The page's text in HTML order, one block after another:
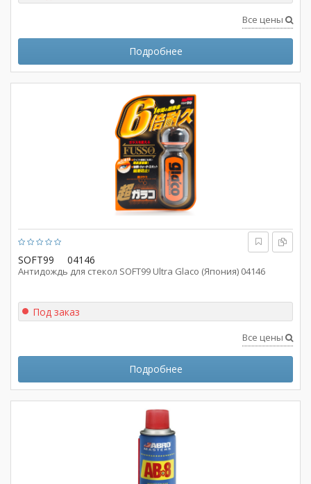
Все цены
Подробнее
SOFT99 04146
Антидождь для стекол SOFT99 Ultra Glaco (Япония) 04146
Под заказ
Все цены
Подробнее